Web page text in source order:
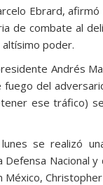
Ebrard,
de combate al
poder.
Andrés
del
ese tráfico)
se realizó
Nacional